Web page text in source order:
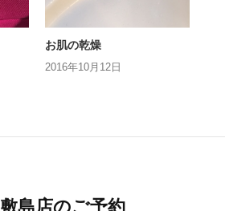
お肌の乾燥
2016年10月12日
敷島店のご予約